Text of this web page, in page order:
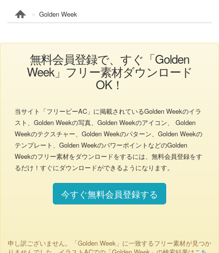
Golden Week
無料会員登録で、すぐ「Golden
Week」フリー素材ダウンロード
OK！
当サイト「フリービーAC」に掲載されているGolden Weekのイラ
スト、Golden Weekの写真、Golden Weekのアイコン、 Golden
Weekのテクスチャー、Golden Weekのパターン、Golden Weekの
テンプレート、Golden WeekのパワーポイントなどのGolden
Weekのフリー素材をダウンロードをするには、無料会員登録をす
るだけ！すぐにダウンロードができるようになります。
今すぐ無料会員登録する
申し訳ございません。「Golden Week」に一致するフリー素材が見つか